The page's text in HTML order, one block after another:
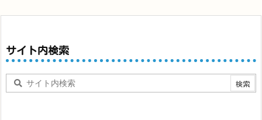
サイト内検索